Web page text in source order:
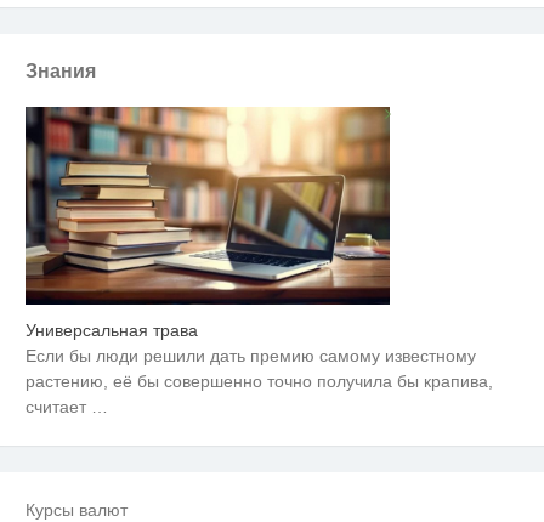
Знания
Универсальная трава
Если бы люди решили дать премию самому известному
растению, её бы совершенно точно получила бы крапива,
считает
Курсы валют
Ролик длится несколько секунд,
а смеяться вы будете долго